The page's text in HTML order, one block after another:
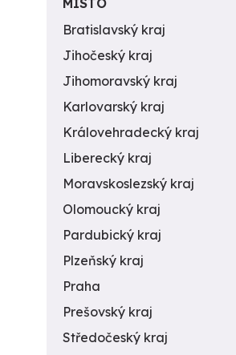
MÍSTO
Bratislavský kraj
Jihočeský kraj
Jihomoravský kraj
Karlovarský kraj
Královehradecký kraj
Liberecký kraj
Moravskoslezský kraj
Olomoucký kraj
Pardubický kraj
Plzeňský kraj
Praha
Prešovský kraj
Středočeský kraj